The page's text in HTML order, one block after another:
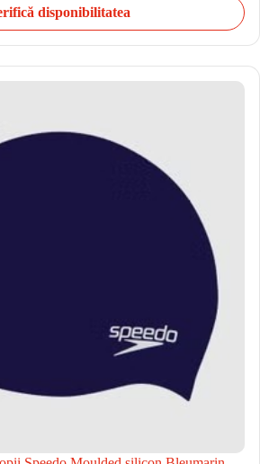
disponibilitatea